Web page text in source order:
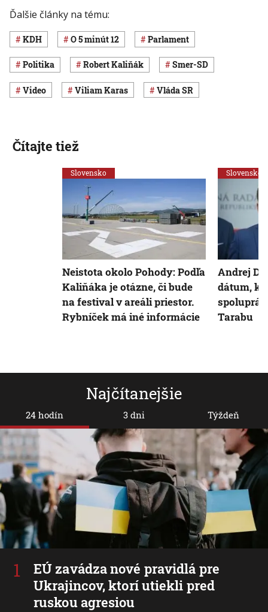
Ďalšie články na tému:
KDH O 5 minút 12 Parlament
Politika Robert Kaliňák Smer-SD
Video Viliam Karas vláda SR
Najčítanejšie
24 hodín
EÚ zavádza nové pravidlá pre
Ukrajincov, ktorí utiekli pred
ruskou agresiou
3 dni Týždeň
Čítajte tiež
Slovensko
Neistota okolo Pohody: Podľa
Kaliňáka je otázne, či bude
na festival v areáli priestor.
Rybníček má iné informácie
Slovensko
Andrej
dátum,
Tarabu